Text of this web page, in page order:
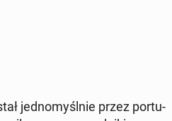
jed­no­myśl­nie przez por­tu­